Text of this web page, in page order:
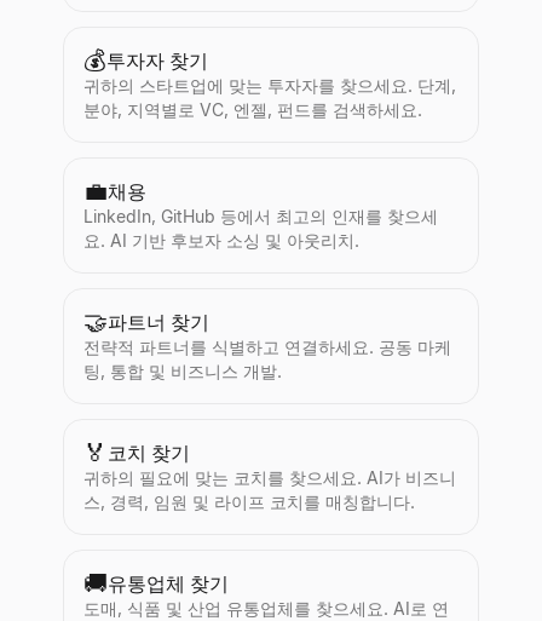
💰투자자 찾기
귀하의 스타트업에 맞는 투자자를 찾으세요. 단계,
분야, 지역별로 VC, 엔젤, 펀드를 검색하세요.
💼채용
LinkedIn, GitHub 등에서 최고의 인재를 찾으세
요. AI 기반 후보자 소싱 및 아웃리치.
🤝파트너 찾기
전략적 파트너를 식별하고 연결하세요. 공동 마케
팅, 통합 및 비즈니스 개발.
🏅 코치 찾기
귀하의 필요에 맞는 코치를 찾으세요. AI가 비즈니
스, 경력, 임원 및 라이프 코치를 매칭합니다.
🚚유통업체 찾기
도매, 식품 및 산업 유통업체를 찾으세요. AI로 연